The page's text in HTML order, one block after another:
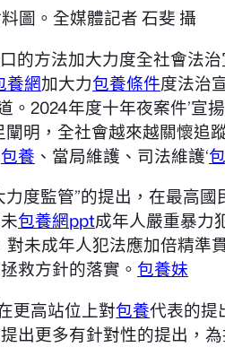
圖。全媒體記者 石斐 攝
的方法加大力度全社會法
養網加大力包養條件度法治
2024年度十年夜案件’
明，全社會越來越關懷追
包養 、當局維護、司法維護‘
度監管”的提出，在最高
包養網ppt成年人嚴重暴力
未成年人犯法應加倍精
救方針的落實。 包養妹
更高站位上對包養代表的提
出更多有針對性的提出，